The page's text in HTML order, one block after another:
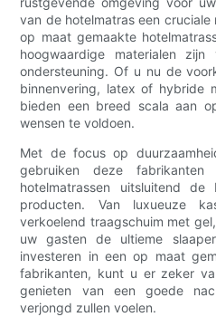
van de hotelmatras een
op maat gemaakte
hoogwaardige materialen
ondersteuning. Of u nu de
binnenvering, latex of hybride
bieden een breed scala aan
wensen te voldoen.
Met de focus op
gebruiken deze
hotelmatrassen uitsluitend
producten. Van luxueuze
verkoelend traagschuim met
uw gasten de ultieme
investeren in een op maat
fabrikanten, kunt u er zeker
genieten van een goede
verjongd zullen voelen.